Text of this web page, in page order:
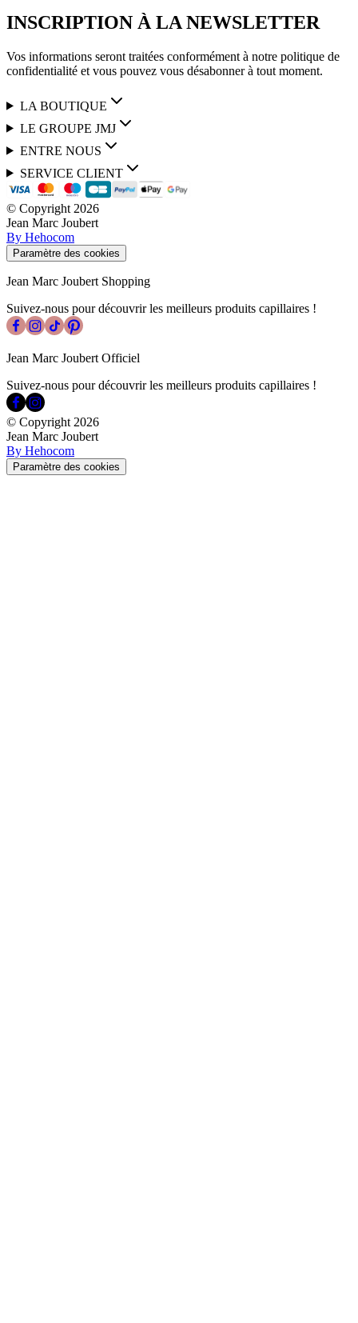
INSCRIPTION À LA NEWSLETTER
Vos informations seront traitées conformément à notre politique de
confidentialité et vous pouvez vous désabonner à tout moment.
LA BOUTIQUE
LE GROUPE JMJ
ENTRE NOUS
SERVICE CLIENT
© Copyright 2026
Jean Marc Joubert
By Hehocom
Paramètre des cookies
Jean Marc Joubert Shopping
Suivez-nous pour découvrir les meilleurs produits capillaires !
Jean Marc Joubert Officiel
Suivez-nous pour découvrir les meilleurs produits capillaires !
© Copyright 2026
Jean Marc Joubert
By Hehocom
Paramètre des cookies